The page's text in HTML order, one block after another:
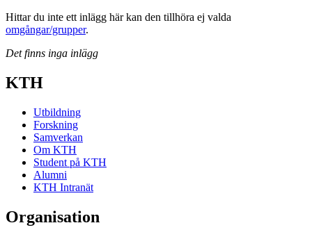
Hittar du inte ett inlägg här kan den tillhöra ej valda
omgångar/grupper.
Det finns inga inlägg
KTH
Utbildning
Forskning
Samverkan
Om KTH
Student på KTH
Alumni
KTH Intranät
Organisation